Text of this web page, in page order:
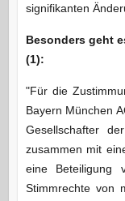
signifikanten
Besonders geht
(1):
"Für die
Bayern München
Gesellschafter
zusammen mit
eine Beteiligung
Stimmrechte von